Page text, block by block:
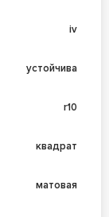
iv
устойчива
r10
квадрат
матовая